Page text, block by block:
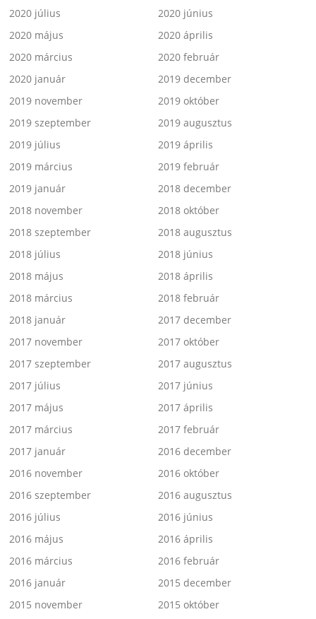
2020 július
2020 június
2020 május
2020 április
2020 március
2020 február
2020 január
2019 december
2019 november
2019 október
2019 szeptember
2019 augusztus
2019 július
2019 április
2019 március
2019 február
2019 január
2018 december
2018 november
2018 október
2018 szeptember
2018 augusztus
2018 július
2018 június
2018 május
2018 április
2018 március
2018 február
2018 január
2017 december
2017 november
2017 október
2017 szeptember
2017 augusztus
2017 július
2017 június
2017 május
2017 április
2017 március
2017 február
2017 január
2016 december
2016 november
2016 október
2016 szeptember
2016 augusztus
2016 július
2016 június
2016 május
2016 április
2016 március
2016 február
2016 január
2015 december
2015 november
2015 október